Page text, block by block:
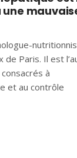
une
Paris. Il est
à
et au contrôle